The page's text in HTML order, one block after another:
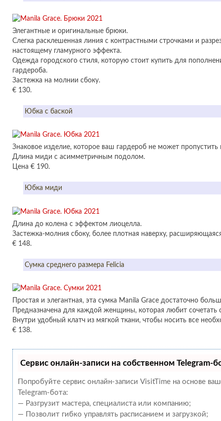
Элегантные и оригинальные брюки.
Слегка расклешенная линия с контрастными строчками и
настоящему гламурного эффекта.
Одежда городского стиля, которую стоит купить для
гардероба.
Застежка на молнии сбоку.
€ 130.
Юбка с баской
Знаковое изделие, которое ваш гардероб не может пропустить
Длина миди с асимметричным подолом.
Цена € 190.
Юбка миди
Длина до колена с эффектом лиоцелла.
Застежка-молния сбоку, более плотная наверху,
€ 148.
Сумка среднего размера Felicia
Простая и элегантная, эта сумка Manila Grace достаточно
Предназначена для каждой женщины, которая любит сочетать
Внутри удобный клатч из мягкой ткани, чтобы носить все
€ 138.
Сервис онлайн-записи на собственном Telegram-
Попробуйте сервис онлайн-записи VisitTime на основе
Telegram-бота:
— Разгрузит мастера, специалиста или компанию;
— Позволит гибко управлять расписанием и загрузкой;